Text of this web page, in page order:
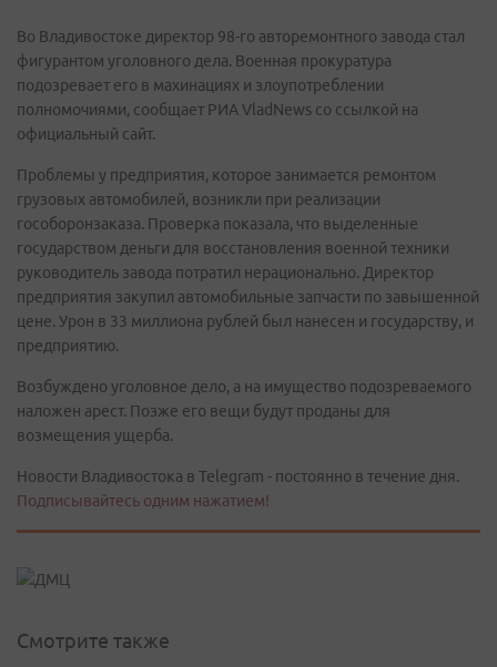
Во Владивостоке директор 98-го авторемонтного завода стал
фигурантом уголовного дела. Военная прокуратура
подозревает его в махинациях и злоупотреблении
полномочиями, сообщает РИА VladNews со ссылкой на
официальный сайт.
Проблемы у предприятия, которое занимается ремонтом
грузовых автомобилей, возникли при реализации
гособоронзаказа. Проверка показала, что выделенные
государством деньги для восстановления военной техники
руководитель завода потратил нерационально. Директор
предприятия закупил автомобильные запчасти по завышенной
цене. Урон в 33 миллиона рублей был нанесен и государству, и
предприятию.
Возбуждено уголовное дело, а на имущество подозреваемого
наложен арест. Позже его вещи будут проданы для
возмещения ущерба.
Новости Владивостока в Telegram - постоянно в течение дня.
Подписывайтесь одним нажатием!
Смотрите также